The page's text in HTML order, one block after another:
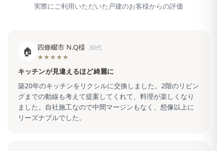
実際にご利用いただいた戸建のお客様からの評価
🏠 四條畷市 N.Q様 30代
★★★★★
キッチンが見違えるほど綺麗に
築20年のキッチンをリクシルに交換しました。2階のリビン
グまでの動線も考えて提案してくれて、料理が楽しくなり
ました。自社施工なので中間マージンもなく、想像以上に
リーズナブルでした。